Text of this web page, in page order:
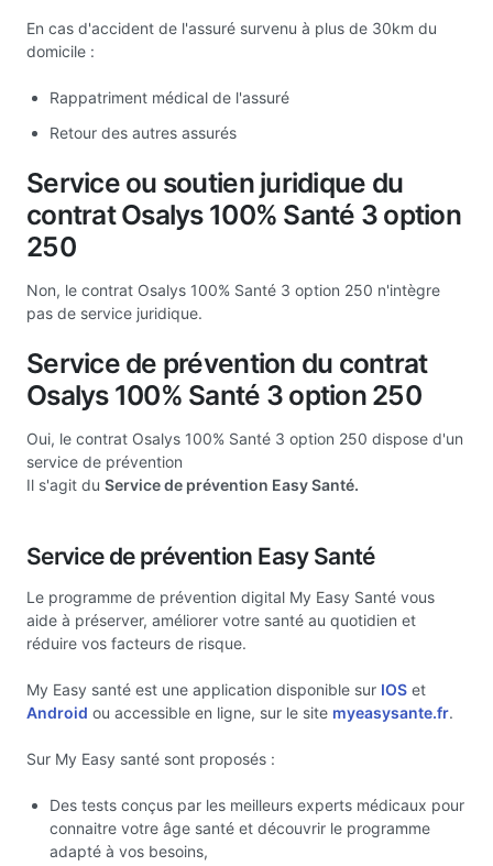
En cas d'accident de l'assuré survenu à plus de 30km du
domicile :
Rappatriment médical de l'assuré
Retour des autres assurés
Service ou soutien juridique du
contrat Osalys 100% Santé 3 option
250
Non, le contrat Osalys 100% Santé 3 option 250 n'intègre
pas de service juridique.
Service de prévention du contrat
Osalys 100% Santé 3 option 250
Oui, le contrat Osalys 100% Santé 3 option 250 dispose d'un
service de prévention
Il s'agit du Service de prévention Easy Santé.
Service de prévention Easy Santé
Le programme de prévention digital My Easy Santé vous
aide à préserver, améliorer votre santé au quotidien et
réduire vos facteurs de risque.
My Easy santé est une application disponible sur IOS et
Android ou accessible en ligne, sur le site myeasysante.fr.
Sur My Easy santé sont proposés :
Des tests conçus par les meilleurs experts médicaux pour
connaitre votre âge santé et découvrir le programme
adapté à vos besoins,